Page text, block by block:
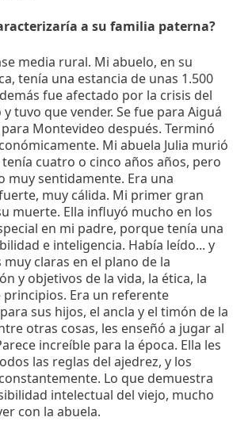
a su familia paterna?
media rural. Mi abuelo, en su
tenía una estancia de unas 1.500
fue afectado por la crisis del
tuvo que vender. Se fue para Aiguá
Montevideo después. Terminó
Mi abuela Julia murió
cuatro o cinco años años, pero
muy sentidamente. Era una
muy cálida. Mi primer gran
muerte. Ella influyó mucho en los
en mi padre, porque tenía una
e inteligencia. Había leído... y
muy claras en el plano de la
y objetivos de la vida, la ética, la
Era un referente
sus hijos, el ancla y el timón de la
otras cosas, les enseñó a jugar al
increíble para la época. Ella les
las reglas del ajedrez, y los
Lo que demuestra
intelectual del viejo, mucho
con la abuela.